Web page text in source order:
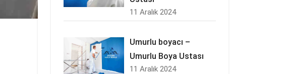
11 Aralık 2024
Umurlu boyacı –
Umurlu Boya Ustası
11 Aralık 2024